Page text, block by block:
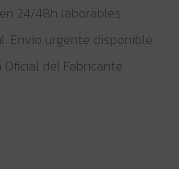
24/48h laborables
Envío urgente disponible
del Fabricante